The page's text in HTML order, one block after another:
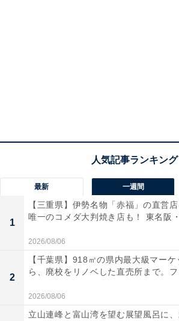
最新 一週間
1
【三重県】伊勢名物「赤福」の直営
唯一のコメダ大判焼き店も！ 東名阪
2026/08/06
2
【千葉県】918㎡の県内最大級マーケ
ら、廃校をリノベした直売所まで。
2026/08/06
立山連峰と富山湾を望む展望風呂に